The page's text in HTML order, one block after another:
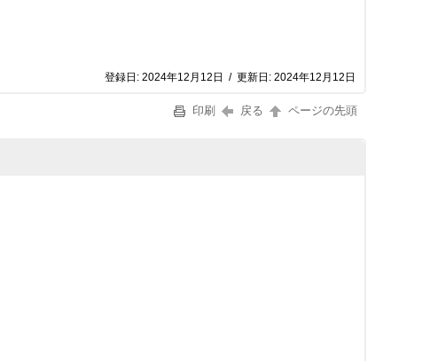
登録日: 2024年12月12日 / 更新日: 2024年12月12日
印刷 戻る ページの先頭